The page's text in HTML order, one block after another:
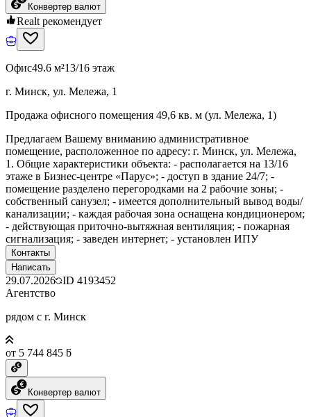
Конвертер валют
Realt рекомендует
Офис49.6 м²13/16 этаж
г. Минск, ул. Мележа, 1
Продажа офисного помещения 49,6 кв. м (ул. Мележа, 1)
Предлагаем Вашему вниманию административное
помещение, расположенное по адресу: г. Минск, ул. Мележа,
1. Общие характеристики объекта: - располагается на 13/16
этаже в Бизнес-центре «Парус»; - доступ в здание 24/7; -
помещение разделено перегородками на 2 рабочие зоны; -
собственный санузел; - имеется дополнительный вывод воды/
канализации; - каждая рабочая зона оснащена кондиционером;
- действующая приточно-вытяжная вентиляция; - пожарная
сигнализация; - заведен интернет; - установлен ИПУ
Контакты
Написать
29.07.2026 ID 4193452
Агентство
рядом с г. Минск
от 5 744 845 ƃ
Конвертер валют